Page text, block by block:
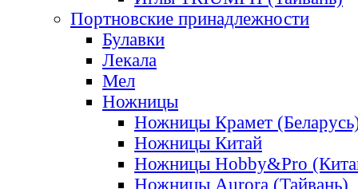
Портновские принадлежности
Булавки
Лекала
Мел
Ножницы
Ножницы Крамет
Ножницы Китай
Ножницы Hobby&Pro
Ножницы Aurora (Тайвань)